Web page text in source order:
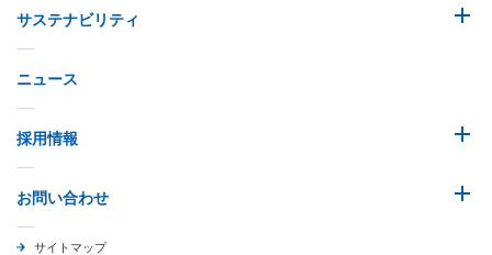
サステナビリティ
ニュース
採用情報
お問い合わせ
サイトマップ